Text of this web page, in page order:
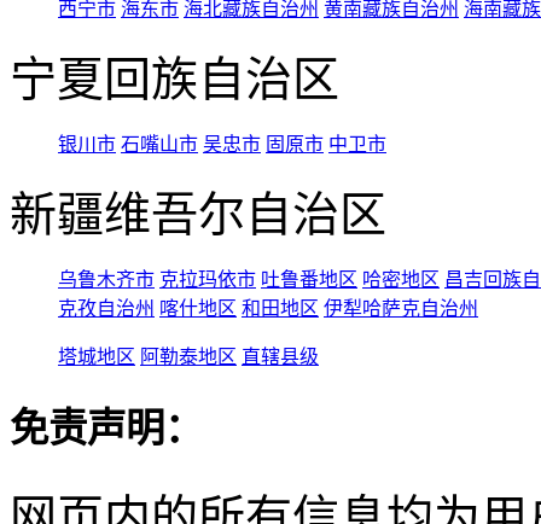
西宁市 海东市 海北藏族自治州 黄南藏族自治州 海南藏
宁夏回族自治区
银川市 石嘴山市 吴忠市 固原市 中卫市
新疆维吾尔自治区
乌鲁木齐市 克拉玛依市 吐鲁番地区 哈密地区 昌吉回族
克孜自治州 喀什地区 和田地区 伊犁哈萨克自治州
塔城地区 阿勒泰地区 直辖县级
免责声明：